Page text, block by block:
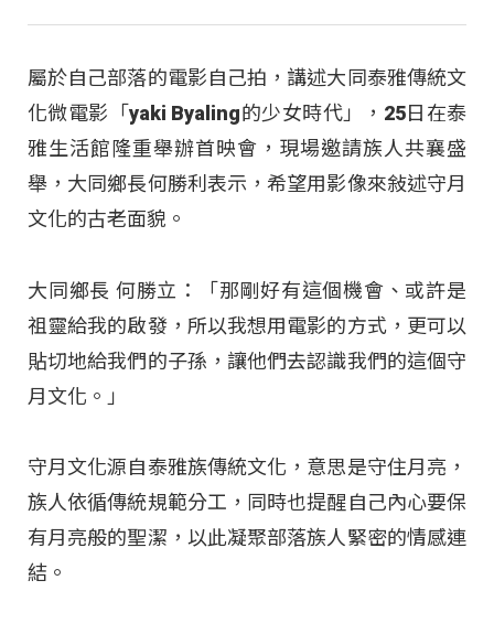
屬於自己部落的電影自己拍，講述大同泰雅傳統文
化微電影「yaki Byaling的少女時代」，25日在泰
雅生活館隆重舉辦首映會，現場邀請族人共襄盛
舉，大同鄉長何勝利表示，希望用影像來敍述守月
文化的古老面貌。
大同鄉長 何勝立：「那剛好有這個機會、或許是
祖靈給我的啟發，所以我想用電影的方式，更可以
貼切地給我們的子孫，讓他們去認識我們的這個守
月文化。」
守月文化源自泰雅族傳統文化，意思是守住月亮，
族人依循傳統規範分工，同時也提醒自己內心要保
有月亮般的聖潔，以此凝聚部落族人緊密的情感連
結。